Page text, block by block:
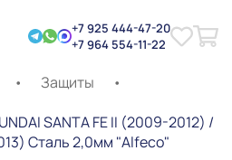
+7 925 444-47-20
+7 964 554-11-22
• Защиты
•
SANTA FE II (2009-2012) /
Сталь 2,0мм "Alfeco"